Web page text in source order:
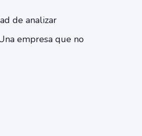
de analizar
empresa que no